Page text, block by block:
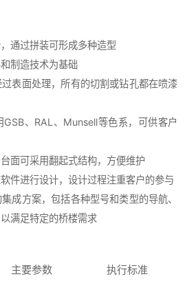
通过拼装可形成多种造型
制造技术为基础
表面处理，所有的切割或钻孔都在喷漆
、RAL、Munsell等色系，可供客户
面可采用翻起式结构，方便维护
件进行设计，设计过程注重客户的参与
成方案，包括各种型号和类型的导航、
满足特定的桥楼需求
主要参数 执行标准